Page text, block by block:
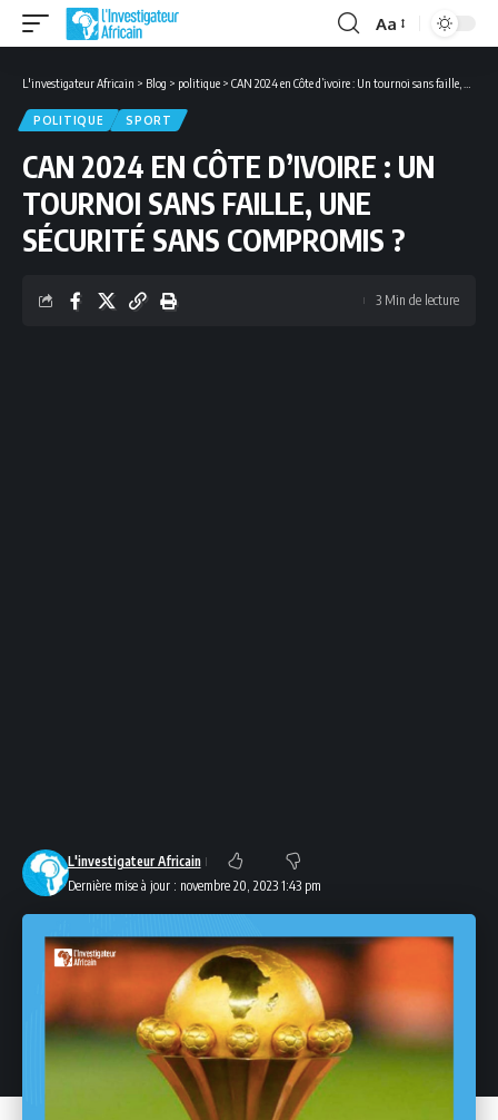
Font
Aa
L'investigateur Africain > Blog > politique > CAN 2024 en Côte d’ivoire : Un tournoi sans faille, une sécurité sans compromis ?
POLITIQUE SPORT
CAN 2024 EN CÔTE D’IVOIRE : UN
TOURNOI SANS FAILLE, UNE
SÉCURITÉ SANS COMPROMIS ?
Dernière mise à jour : novembre 20, 2023 1:43 pm
L'investigateur Africain
3 Min de lecture